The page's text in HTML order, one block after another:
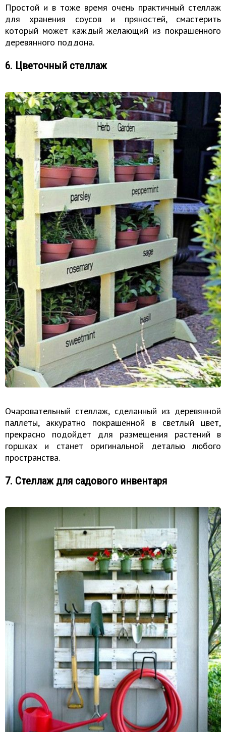
Простой и в тоже время очень практичный стеллаж
для хранения соусов и пряностей, смастерить
который может каждый желающий из покрашенного
деревянного поддона.
6. Цветочный стеллаж
Очаровательный стеллаж, сделанный из деревянной
паллеты, аккуратно покрашенной в светлый цвет,
прекрасно подойдет для размещения растений в
горшках и станет оригинальной деталью любого
пространства.
7. Стеллаж для садового инвентаря